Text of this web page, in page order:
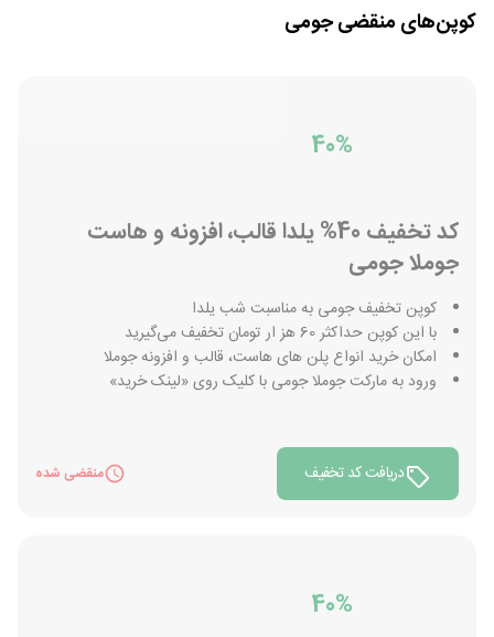
کوپن‌های منقضیجومی
40%
کد تخفیف 40% یلدا قالب، افزونه و هاست
جوملا جومی
کوپن تخفیف جومی به مناسبت شب یلدا
با این کوپن حداکثر 60 هز ار تومان تخفیف می‌گیرید
امکان خرید انواع پلن های هاست، قالب و افزونه جوملا
ورود به مارکت جوملا جومی با کلیک روی «لینک خرید»
دریافت کد تخفیف منقضی شده
40%